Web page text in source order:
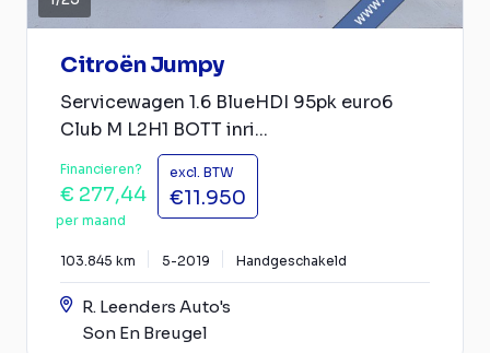
Citroën Jumpy
Servicewagen 1.6 BlueHDI 95pk euro6
Club M L2H1 BOTT inri...
Financieren?
€ 277,44
per maand
excl. BTW
€11.950
103.845 km 5-2019 Handgeschakeld
R. Leenders Auto's
Son En Breugel